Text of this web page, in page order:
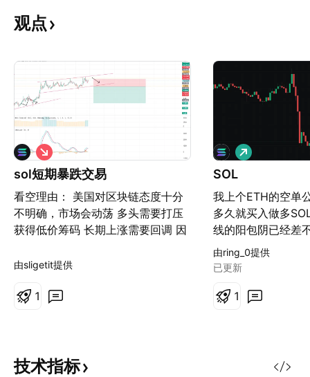
观点
sol短期暴跌交易
看空理由： 美国对区块链态度十分
不明确，市场会动荡 多头需要打压
获得低价筹码 长期上涨需要回调 因
进行做空，具体思路看我的开仓指
次预测sol都特别准，不信邪的小伙
做
空
由sligetit提供
1
SOL
我上个ETH的空单
多久就买入做多
线的阳包阴已经差
能和MACD来判断
并且看起来有一定
做
多
由ring_0提供
已更新
1
技术指标